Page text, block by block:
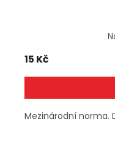
15 Kč
Mezinárodní norma.